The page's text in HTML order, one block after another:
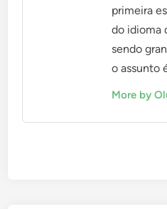
primeira
do idioma
sendo
o assunto
More by